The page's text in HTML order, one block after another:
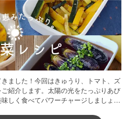
ました！今回はきゅうり、トマト、ズ
紹介します。太陽の光をたっぷりあび
しく食べてパワーチャージしましょう